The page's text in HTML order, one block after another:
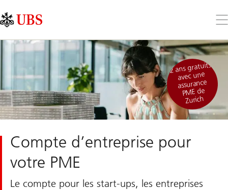
Links
Area
le
2 ans gratuits
avec une
assurance
PME de
Zurich
Compte d’entreprise pour
votre PME
Le compte pour les start-ups, les entreprises